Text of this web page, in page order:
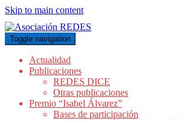
Skip to main content
Toggle navigation
Actualidad
Publicaciones
REDES DICE
Otras publicaciones
Premio “Isabel Álvarez”
Bases de participación